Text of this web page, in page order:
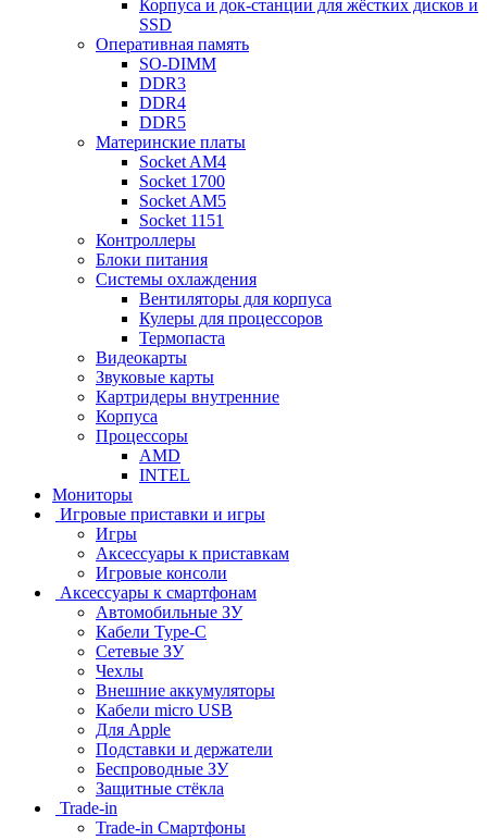
Корпуса и док-станции для жёстких дисков и
SSD
Оперативная память
SO-DIMM
DDR3
DDR4
DDR5
Материнские платы
Socket AM4
Socket 1700
Socket AM5
Socket 1151
Контроллеры
Блоки питания
Системы охлаждения
Вентиляторы для корпуса
Кулеры для процессоров
Термопаста
Видеокарты
Звуковые карты
Картридеры внутренние
Корпуса
Процессоры
AMD
INTEL
Мониторы
Игровые приставки и игры
Игры
Аксессуары к приставкам
Игровые консоли
Аксессуары к смартфонам
Автомобильные ЗУ
Кабели Type-C
Сетевые ЗУ
Чехлы
Внешние аккумуляторы
Кабели micro USB
Для Apple
Подставки и держатели
Беспроводные ЗУ
Защитные стёкла
Trade-in
Trade-in Смартфоны